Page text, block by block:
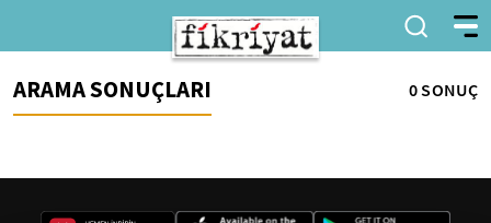
ARAMA SONUÇLARI 0 SONUÇ